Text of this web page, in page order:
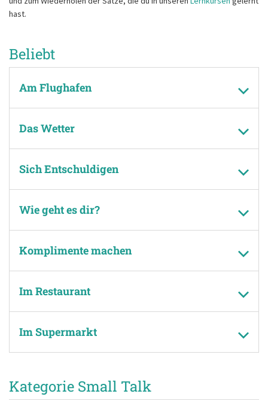
hast.
Beliebt
Am Flughafen
Das Wetter
Sich Entschuldigen
Wie geht es dir?
Komplimente machen
Im Restaurant
Im Supermarkt
Kategorie Small Talk